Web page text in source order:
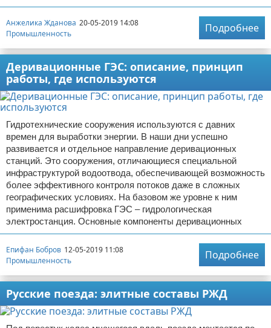
Анжелика Жданова 20-05-2019 14:08
Промышленность
Подробнее
Деривационные ГЭС: описание, принцип
работы, где используются
Гидротехнические сооружения используются с давних
времен для выработки энергии. В наши дни успешно
развивается и отдельное направление деривационных
станций. Это сооружения, отличающиеся специальной
инфраструктурой водоотвода, обеспечивающей возможность
более эффективного контроля потоков даже в сложных
географических условиях. На базовом же уровне к ним
применима расшифровка ГЭС – гидрологическая
электростанция. Основные компоненты деривационных
Епифан Бобров 12-05-2019 11:08
Промышленность
Подробнее
Русские поезда: элитные составы РЖД